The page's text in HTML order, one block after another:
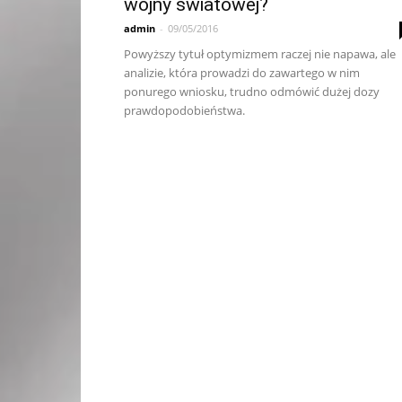
wojny światowej?
admin - 09/05/2016
Powyższy tytuł optymizmem raczej nie napawa, ale
analizie, która prowadzi do zawartego w nim
ponurego wniosku, trudno odmówić dużej dozy
prawdopodobieństwa.